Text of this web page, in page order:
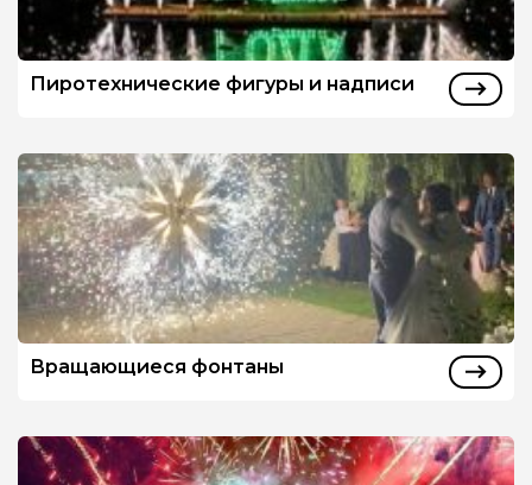
Пиротехнические фигуры и надписи
Вращающиеся фонтаны